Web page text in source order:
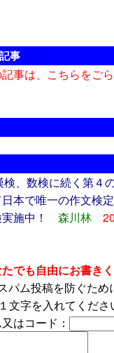
事
事は、こちらをごら
、数検に続く第４
日本で唯一の作文検
施中！
森川林
でも自由にお書きく
パム投稿を防ぐた
文字を入れてくださ
はコード：